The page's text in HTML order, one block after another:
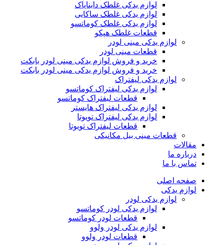
لوازم یدکی غلطک دایناپاک
لوازم یدکی غلطک ساکایی
لوازم یدکی غلطک کوماتسو
قطعات غلطک هپکو
لوازم یدکی مینی لودر
قطعات مینی لودر
خرید و فروش لوازم یدکی مینی لودر بابکت
خرید و فروش لوازم یدکی مینی لودر بابکت
لوازم یدکی لیفتراک
لوازم یدکی لیفتراک کوماتسو
قطعات لیفتراک کوماتسو
لوازم یدکی لیفتراک هایستر
لوازم یدکی لیفتراک تویوتا
قطعات لیفتراک تویوتا
قطعات مینی بیل مکانیکی
ما
با ما
اصلی
یدکی
لوازم یدکی لودر
لوازم یدکی لودر کوماتسو
قطعات لودر کوماتسو
لوازم یدکی لودر ولوو
قطعات لودر ولوو